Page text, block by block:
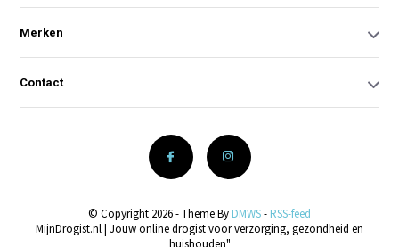
Merken
Contact
© Copyright 2026 - Theme By DMWS- RSS-feed
MijnDrogist.nl | Jouw online drogist voor verzorging, gezondheid en
huishouden"